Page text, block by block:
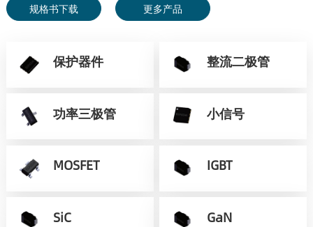
规格书下载 更多产品
保护器件 整流二极管
功率三极管 小信号
MOSFET IGBT
SiC GaN